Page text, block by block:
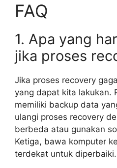
FAQ
1. Apa yang
jika proses
Jika proses recovery
yang dapat kita lakukan.
memiliki backup data
ulangi proses recovery
berbeda atau gunakan
Ketiga, bawa komputer
terdekat untuk diperbaiki.